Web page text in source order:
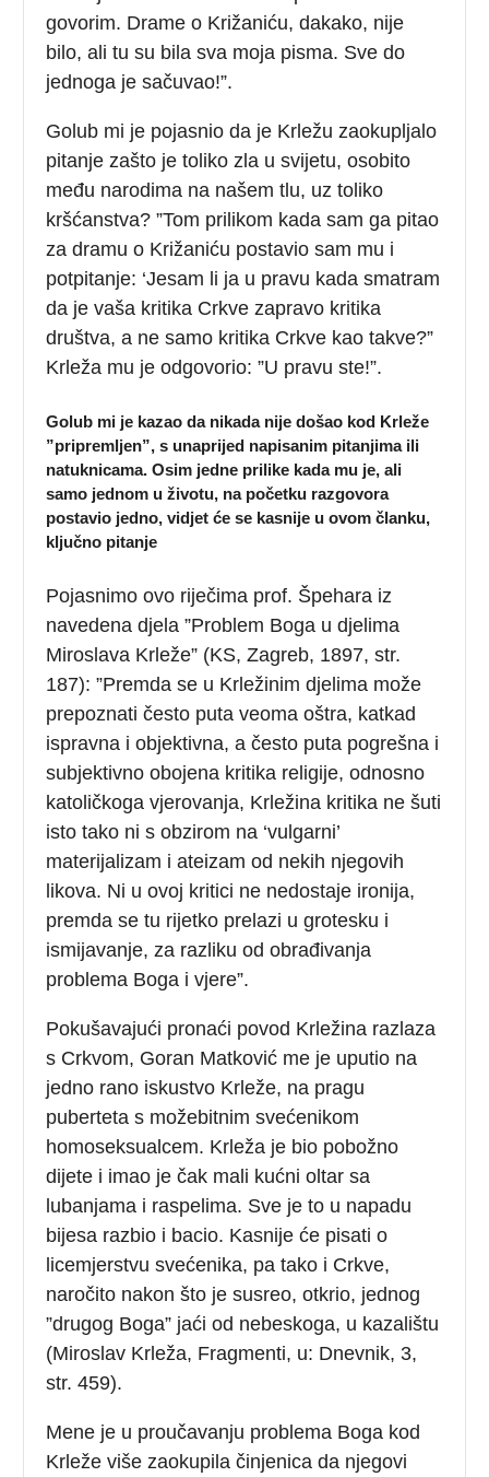
govorim. Drame o Križaniću, dakako, nije
bilo, ali tu su bila sva moja pisma. Sve do
jednoga je sačuvao!”.
Golub mi je pojasnio da je Krležu zaokupljalo
pitanje zašto je toliko zla u svijetu, osobito
među narodima na našem tlu, uz toliko
kršćanstva? ”Tom prilikom kada sam ga pitao
za dramu o Križaniću postavio sam mu i
potpitanje: ‘Jesam li ja u pravu kada smatram
da je vaša kritika Crkve zapravo kritika
društva, a ne samo kritika Crkve kao takve?”
Krleža mu je odgovorio: ”U pravu ste!”.
Golub mi je kazao da nikada nije došao kod Krleže
”pripremljen”, s unaprijed napisanim pitanjima ili
natuknicama. Osim jedne prilike kada mu je, ali
samo jednom u životu, na početku razgovora
postavio jedno, vidjet će se kasnije u ovom članku,
ključno pitanje
Pojasnimo ovo riječima prof. Špehara iz
navedena djela ”Problem Boga u djelima
Miroslava Krleže” (KS, Zagreb, 1897, str.
187): ”Premda se u Krležinim djelima može
prepoznati često puta veoma oštra, katkad
ispravna i objektivna, a često puta pogrešna i
subjektivno obojena kritika religije, odnosno
katoličkoga vjerovanja, Krležina kritika ne šuti
isto tako ni s obzirom na ‘vulgarni’
materijalizam i ateizam od nekih njegovih
likova. Ni u ovoj kritici ne nedostaje ironija,
premda se tu rijetko prelazi u grotesku i
ismijavanje, za razliku od obrađivanja
problema Boga i vjere”.
Pokušavajući pronaći povod Krležina razlaza
s Crkvom, Goran Matković me je uputio na
jedno rano iskustvo Krleže, na pragu
puberteta s možebitnim svećenikom
homoseksualcem. Krleža je bio pobožno
dijete i imao je čak mali kućni oltar sa
lubanjama i raspelima. Sve je to u napadu
bijesa razbio i bacio. Kasnije će pisati o
licemjerstvu svećenika, pa tako i Crkve,
naročito nakon što je susreo, otkrio, jednog
”drugog Boga” jaći od nebeskoga, u kazalištu
(Miroslav Krleža, Fragmenti, u: Dnevnik, 3,
str. 459).
Mene je u proučavanju problema Boga kod
Krleže više zaokupila činjenica da njegovi